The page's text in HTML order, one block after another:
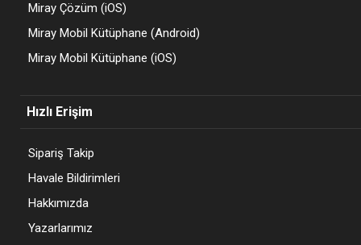
Miray Çözüm (iOS)
Miray Mobil Kütüphane (Android)
Miray Mobil Kütüphane (iOS)
Hızlı Erişim
Sipariş Takip
Havale Bildirimleri
Hakkımızda
Yazarlarımız